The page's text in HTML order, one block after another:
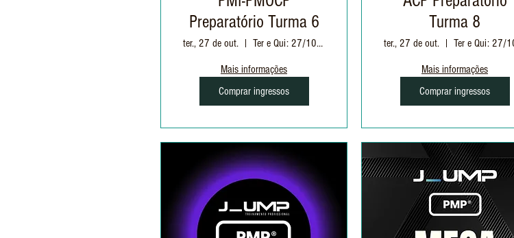
Preparatório Turma 6
ter., 27 de out. Ter e Qui: 27/10 à 17/11| 19h às 22h30
Mais informações
Comprar ingressos
Turma 8
ter., 27 de out.
Mais informações
Comprar ingressos